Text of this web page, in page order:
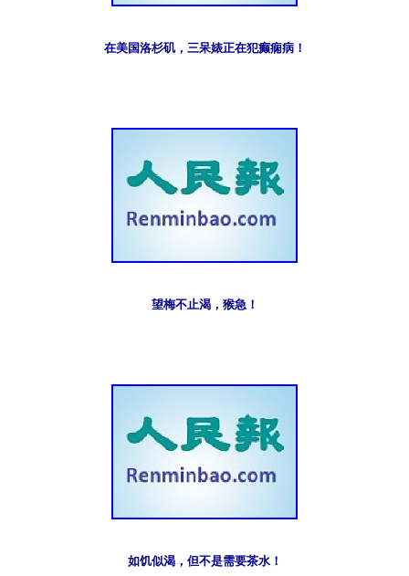
在美国洛杉矶，三呆婊正在犯癫痫病！
望梅不止渴，猴急！
如饥似渴，但不是需要茶水！